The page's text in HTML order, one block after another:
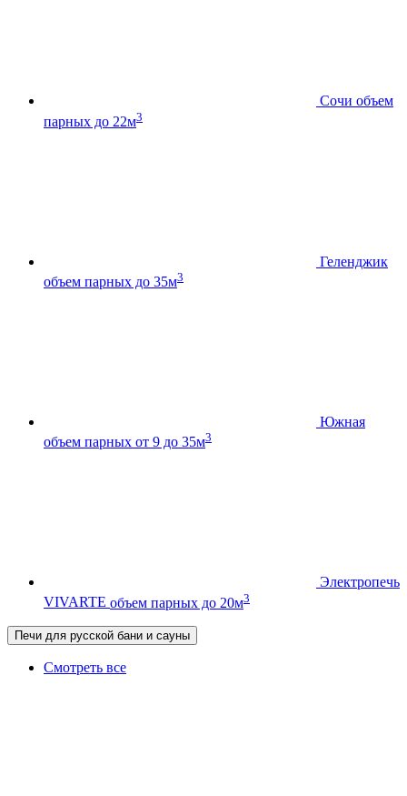
Сочи объем
парных до 22м3
Геленджик
объем парных до 35м3
Южная
объем парных от 9 до 35м3
Электропечь
VIVARTE объем парных до 20м3
Печи для русской бани и сауны
Смотреть все